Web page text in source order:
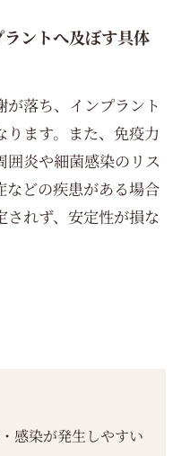
ントへ及ぼす具体
落ち、インプラント
ります。また、免疫力
囲炎や細菌感染のリス
などの疾患がある場合
れず、安定性が損な
感染が発生しやすい